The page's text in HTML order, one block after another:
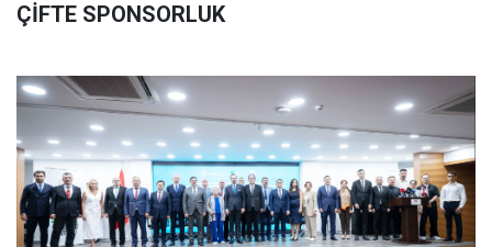
ÇİFTE SPONSORLUK